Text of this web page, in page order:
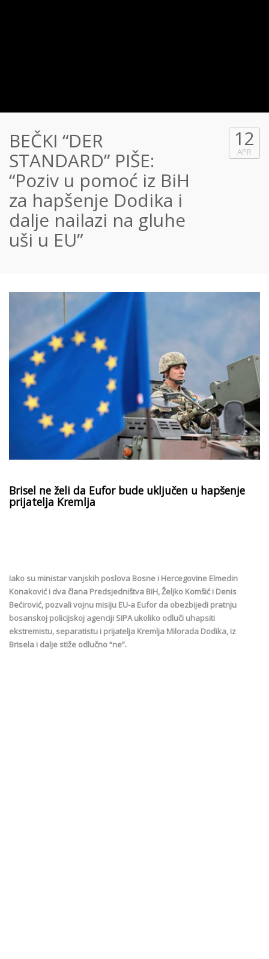
BEČKI “DER
STANDARD” PIŠE:
“Poziv u pomoć iz BiH
za hapšenje Dodika i
dalje nailazi na gluhe
uši u EU”
12
APR
Brisel ne želi da Eufor bude uključen u hapšenje
prijatelja Kremlja
Iako su ministar vanjskih poslova Bosne i Hercegovine Elmedin
Konaković i dva člana Predsjedništva BiH, Željko Komšić i Denis
Bećirović, pozvali vojnu misiju EU-a Eufor da obezbijedi pratnju
bosanskoj policijskoj agenciji SIPA ukoliko odluči uhapsiti
ekstremistu, separatistu i prijatelja Kremlja Milorada Dodika, iz
Brisela i dalje stiže odlučno “ne”.